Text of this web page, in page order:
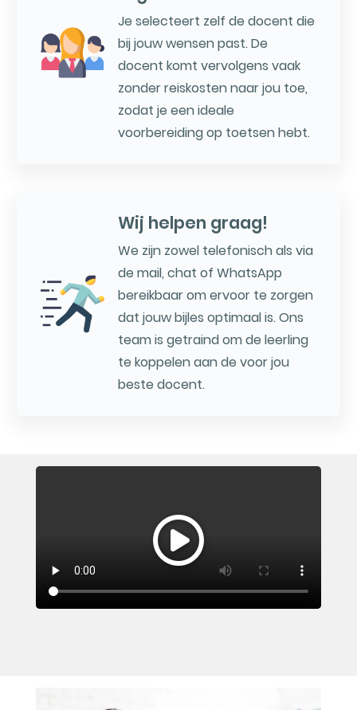
Je selecteert zelf de docent die
bij jouw wensen past. De
docent komt vervolgens vaak
zonder reiskosten naar jou toe,
zodat je een ideale
voorbereiding op toetsen hebt.
Wij helpen graag!
We zijn zowel telefonisch als via
de mail, chat of WhatsApp
bereikbaar om ervoor te zorgen
dat jouw bijles optimaal is. Ons
team is getraind om de leerling
te koppelen aan de voor jou
beste docent.